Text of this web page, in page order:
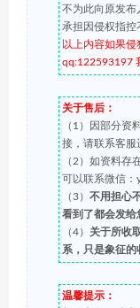
不为此向原发布
承担因侵权指控
以上内容如果
qq:122593197
关于售后：
（1）因部分资
接，请联系客服
（2）如资料存
可以联系微信：
（3） 不用担心
看到了都会发给
（4） 关于所收
系，只是象征的
温馨提示：